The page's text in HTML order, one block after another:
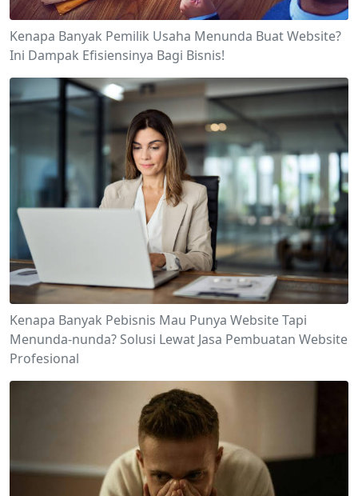
Kenapa Banyak Pemilik Usaha Menunda Buat Website?
Ini Dampak Efisiensinya Bagi Bisnis!
Kenapa Banyak Pebisnis Mau Punya Website Tapi
Menunda-nunda? Solusi Lewat Jasa Pembuatan Website
Profesional